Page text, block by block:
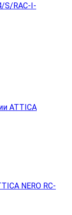
S/RAC-I-
NERO RC-